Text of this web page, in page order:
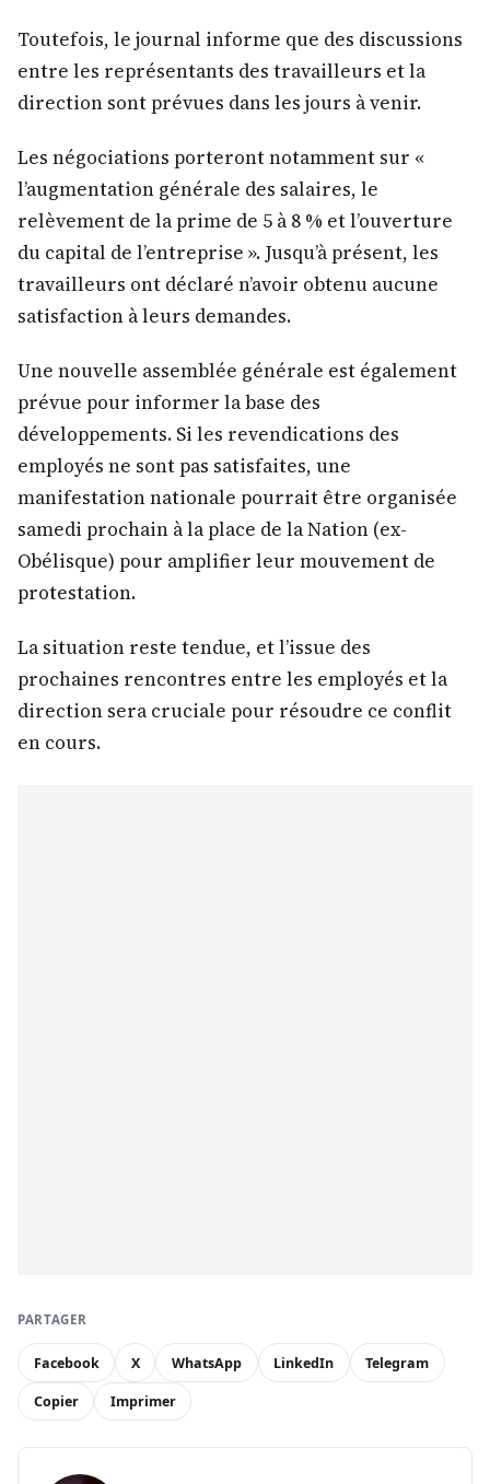
Toutefois, le journal informe que des discussions
entre les représentants des travailleurs et la
direction sont prévues dans les jours à venir.
Les négociations porteront notamment sur «
l’augmentation générale des salaires, le
relèvement de la prime de 5 à 8 % et l’ouverture
du capital de l’entreprise ». Jusqu’à présent, les
travailleurs ont déclaré n’avoir obtenu aucune
satisfaction à leurs demandes.
Une nouvelle assemblée générale est également
prévue pour informer la base des
développements. Si les revendications des
employés ne sont pas satisfaites, une
manifestation nationale pourrait être organisée
samedi prochain à la place de la Nation (ex-
Obélisque) pour amplifier leur mouvement de
protestation.
La situation reste tendue, et l’issue des
prochaines rencontres entre les employés et la
direction sera cruciale pour résoudre ce conflit
en cours.
PARTAGER
Facebook X WhatsApp LinkedIn Telegram
Copier Imprimer